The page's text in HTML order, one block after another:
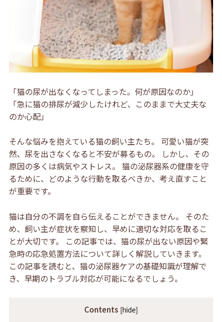
「猫の尿が出なくなってしまった。何が原因なのか」
「急に猫の排尿が減少したけれど、このままで大丈夫な
のか心配」
そんな悩みを抱えている猫の飼い主たち。 可愛い猫が突
然、尿を出さなくなると不安が募るもの。 しかし、その
原因の多くは病気やストレス。 猫の泌尿器系の健康を守
るために、どのような行動を取るべきか、考え直すこと
が重要です。
猫は自分の不調を自ら伝えることができません。 そのた
め、飼い主が症状を察知し、早めに適切な対応を取るこ
とが大切です。 この記事では、猫の尿が出ない原因や緊
急時の応急処置方法について詳しく解説していきます。
この記事を読むと、猫の泌尿器ケアの基礎知識が理解で
き、早期のトラブル対応が可能になるでしょう。
Contents [hide]